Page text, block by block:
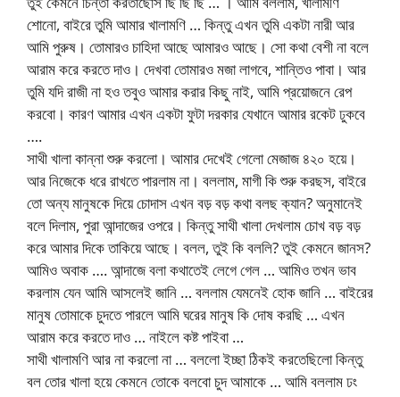
শোনো, বাইরে তুমি আমার খালামণি … কিন্তু এখন তুমি একটা নারী আর
আমি পুরুষ। তোমারও চাহিদা আছে আমারও আছে। সো কথা বেশী না বলে
আরাম করে করতে দাও। দেখবা তোমারও মজা লাগবে, শান্তিও পাবা। আর
তুমি যদি রাজী না হও তবুও আমার করার কিছু নাই, আমি প্রয়োজনে রেপ
করবো। কারণ আমার এখন একটা ফুটা দরকার যেখানে আমার রকেট ঢুকবে
….
সাথী খালা কান্না শুরু করলো। আমার দেখেই গেলো মেজাজ ৪২০ হয়ে।
আর নিজেকে ধরে রাখতে পারলাম না। বললাম, মাগী কি শুরু করছস, বাইরে
তো অন্য মানুষকে দিয়ে চোদাস এখন বড় বড় কথা বলছ ক্যান? অনুমানেই
বলে দিলাম, পুরা আন্দাজের ওপরে। কিন্তু সাথী খালা দেখলাম চোখ বড় বড়
করে আমার দিকে তাকিয়ে আছে। বলল, তুই কি বললি? তুই কেমনে জানস?
আমিও অবাক …. আন্দাজে বলা কথাতেই লেগে গেল … আমিও তখন ভাব
করলাম যেন আমি আসলেই জানি … বললাম যেমনেই হোক জানি … বাইরের
মানুষ তোমাকে চুদতে পারলে আমি ঘরের মানুষ কি দোষ করছি … এখন
আরাম করে করতে দাও … নাইলে কষ্ট পাইবা …
সাথী খালামণি আর না করলো না … বললো ইচ্ছা ঠিকই করতেছিলো কিন্তু
বল তোর খালা হয়ে কেমনে তোকে বলবো চুদ আমাকে … আমি বললাম ঢং